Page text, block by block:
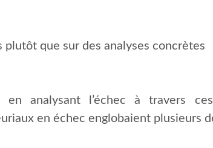
que sur des analyses concrètes
analysant l’échec à travers
en échec englobaient plusieurs